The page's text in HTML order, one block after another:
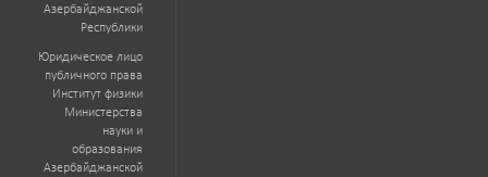
Азербайджанской
Республики
Юридическое лицо
публичного права
Институт физики
Министерства
науки и
образования
Азербайджанской